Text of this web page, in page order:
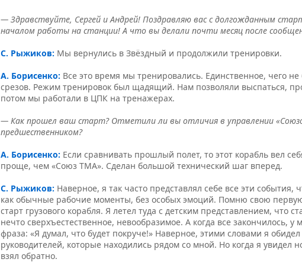
— Здравствуйте, Сергей и Андрей! Позд­равляю вас с долгожданным
началом работы на станции! А что вы делали почти месяц после
С. Рыжиков: Мы вернулись в Звёзд­ный и продолжили тре­нировки.
А. Борисенко: Все это время мы тренировались. Единственное, чего
срезов. Режим тренировок был щадящий. Нам позволяли выспаться,
потом мы работали в ЦПК на тренажерах.
— Как прошел ваш старт? Отметили ли вы отличия в управлении
предшественником?
А. Борисенко: Если сравнивать прошлый полет, то этот корабль вел
проще, чем «Союз ТМА». Сделан большой технический шаг вперед.
С. Рыжиков: Наверное, я так часто представлял себе все эти события,
как обычные рабочие моменты, без особых эмоций. Помню свою
старт грузового корабля. Я летел туда с детским представлением, что
нечто сверхъестественное, невообразимое. А когда все закончилось,
фраза: «Я думал, что будет покруче!» Наверное, этими словами я
руководителей, которые находились рядом со мной. Но когда я увидел
взял обратно.